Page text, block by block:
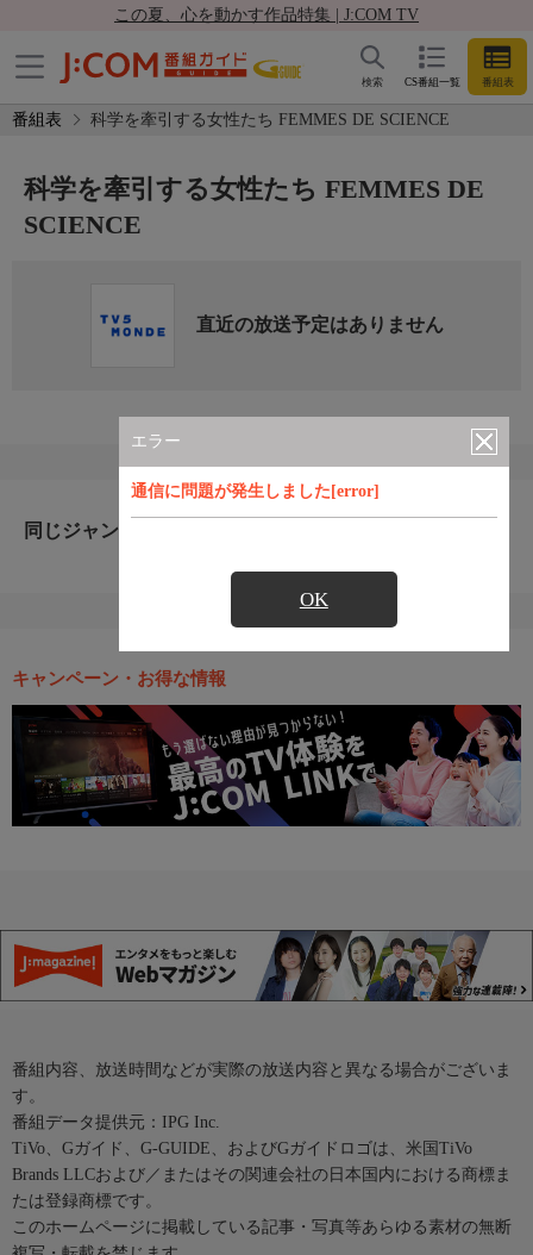
この夏、心を動かす作品特集 | J:COM TV
CS番組一覧 番組表
検索
番組表 科学を牽引する女性たち FEMMES DE SCIENCE
エラー
通信に問題が発生しました[error]
OK
科学を牽引する女性たち FEMMES DE
SCIENCE
直近の放送予定はありません
同じジャンルのおすすめ番組
キャンペーン・お得な情報
番組内容、放送時間などが実際の放送内容と異なる場合がございま
す。
番組データ提供元：IPG Inc.
TiVo、Gガイド、G-GUIDE、およびGガイドロゴは、米国TiVo
Brands LLCおよび／またはその関連会社の日本国内における商標ま
たは登録商標です。
このホームページに掲載している記事・写真等あらゆる素材の無断